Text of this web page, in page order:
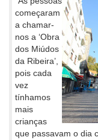
começaram
a chamar-
nos a ‘Obra
dos Miúdos
da Ribeira’,
pois cada
vez
tínhamos
mais
crianças
que passavam o dia